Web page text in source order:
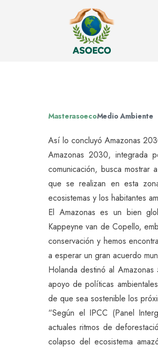
Colombia debe
MasterasoecoMedio Ambiente
Así lo concluyó Amazonas
Amazonas 2030, integrada
comunicación, busca mostrar
que se realizan en esta
ecosistemas y los habitantes
El Amazonas es un bien
Kappeyne van de Copello,
conservación y hemos
a esperar un gran acuerdo
Holanda destinó al
apoyo de políticas
de que sea sostenible los
“Según el IPCC (Panel
actuales ritmos de
colapso del ecosistema